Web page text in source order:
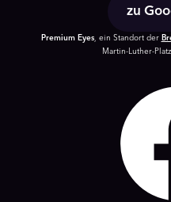
zu
Premium Eyes, ein Standort der
Martin-Luther-